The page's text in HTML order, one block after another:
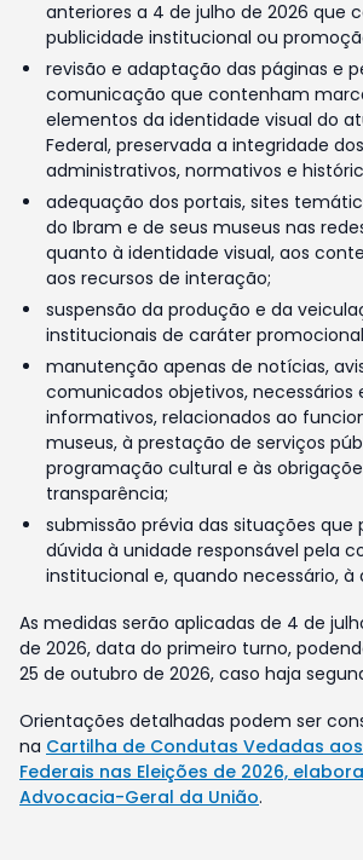
anteriores a 4 de julho de 2026 que
publicidade institucional ou
revisão e adaptação das páginas e
comunicação que contenham
elementos da identidade visual do
Federal, preservada a integridade
administrativos, normativos e
adequação dos portais, sites
do Ibram e de seus museus nas
quanto à identidade visual, aos
aos recursos de interação;
suspensão da produção e da
institucionais de caráter
manutenção apenas de notícias,
comunicados objetivos,
informativos, relacionados ao
museus, à prestação de serviços
programação cultural e às
transparência;
submissão prévia das situações que
dúvida à unidade responsável pela
institucional e, quando necessário, à
As medidas serão aplicadas de 4 de
de 2026, data do primeiro turno,
25 de outubro de 2026, caso haja
Orientações detalhadas podem ser
na Cartilha de Condutas Vedadas
Federais nas Eleições de 2026,
Advocacia-Geral da União.